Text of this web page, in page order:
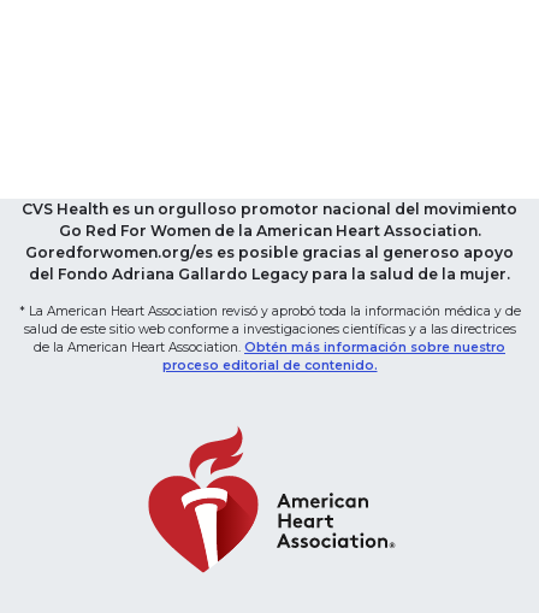
CVS Health es un orgulloso promotor nacional del movimiento
Go Red For Women de la American Heart Association.
Goredforwomen.org/es es posible gracias al generoso apoyo
del Fondo Adriana Gallardo Legacy para la salud de la mujer.
* La American Heart Association revisó y aprobó toda la información médica y de
salud de este sitio web conforme a investigaciones científicas y a las directrices
de la American Heart Association. Obtén más información sobre nuestro
proceso editorial de contenido.